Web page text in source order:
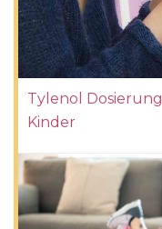
Tylenol
Kinder